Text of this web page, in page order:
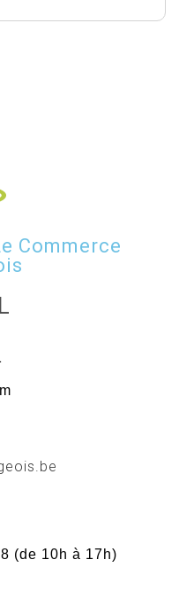
Commerce
(de 10h à 17h)